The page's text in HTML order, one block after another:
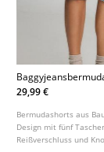
29,99 €
Bermudashorts aus
Design mit fünf
Reißverschluss und